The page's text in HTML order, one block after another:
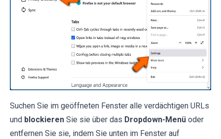
Suchen Sie im geöffneten Fenster alle verdächtigen URLs
und blockieren Sie sie über das Dropdown-Menü oder
entfernen Sie sie, indem Sie unten im Fenster auf